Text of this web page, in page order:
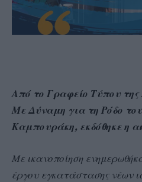
Από το Γραφείο Τύπου
Με Δύναμη για τη Ρόδο
Καμπουράκη, εκδόθηκε η
Με ικανοποίηση
έργου εγκατάστασης νέων